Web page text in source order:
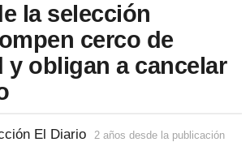
la selección
cerco de
y obligan a cancelar
El Diario 2 años desde la publicación